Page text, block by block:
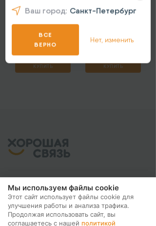
C - Type-C 2.1A
КУПИТЬ
Type-C Lighting PD
2.1A
КУПИТЬ
МЫ В СОЦ. СЕТЯХ
Ваш город: Санкт-Петербург
ВСЕ
ВЕРНО
Нет, изменить
Мы используем файлы cookie
Этот сайт использует файлы cookie для
улучшения работы и анализа трафика.
Продолжая использовать сайт, вы
соглашаетесь с нашей политикой